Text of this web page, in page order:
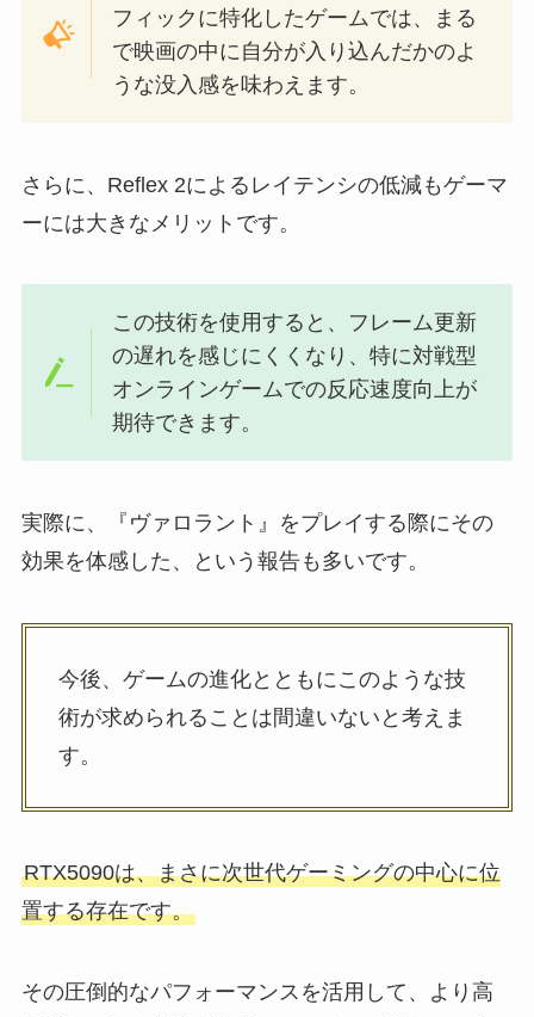
フィックに特化したゲームでは、まる
で映画の中に自分が入り込んだかのよ
うな没入感を味わえます。
さらに、Reflex 2によるレイテンシの低減もゲーマ
ーには大きなメリットです。
この技術を使用すると、フレーム更新
の遅れを感じにくくなり、特に対戦型
オンラインゲームでの反応速度向上が
期待できます。
実際に、『ヴァロラント』をプレイする際にその
効果を体感した、という報告も多いです。
今後、ゲームの進化とともにこのような技
術が求められることは間違いないと考えま
す。
RTX5090は、まさに次世代ゲーミングの中心に位
置する存在です。
その圧倒的なパフォーマンスを活用して、より高